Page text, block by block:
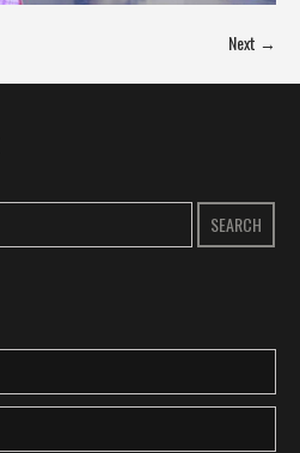
Next →
SEARCH